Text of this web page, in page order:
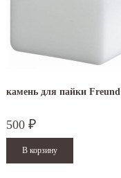
Читать дальше
камень для пайки Freund
500 ₽